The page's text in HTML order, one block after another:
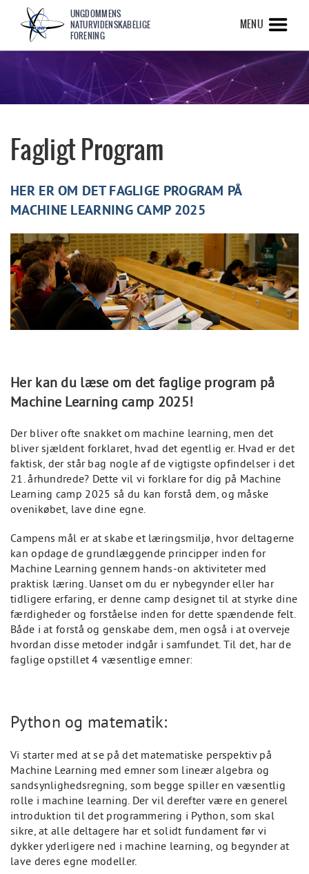
UNGDOMMENS
NATURVIDENSKABELIGE
FORENING
MENU
Fagligt Program
HER ER OM DET FAGLIGE PROGRAM PÅ
MACHINE LEARNING CAMP 2025
Her kan du læse om det faglige program på
Machine Learning camp 2025!
Der bliver ofte snakket om machine learning, men det
bliver sjældent forklaret, hvad det egentlig er. Hvad er det
faktisk, der står bag nogle af de vigtigste opfindelser i det
21. århundrede? Dette vil vi forklare for dig på Machine
Learning camp 2025 så du kan forstå dem, og måske
ovenikøbet, lave dine egne.
Campens mål er at skabe et læringsmiljø, hvor deltagerne
kan opdage de grundlæggende principper inden for
Machine Learning gennem hands-on aktiviteter med
praktisk læring. Uanset om du er nybegynder eller har
tidligere erfaring, er denne camp designet til at styrke dine
færdigheder og forståelse inden for dette spændende felt.
Både i at forstå og genskabe dem, men også i at overveje
hvordan disse metoder indgår i samfundet. Til det, har de
faglige opstillet 4 væsentlige emner:
Python og matematik:
Vi starter med at se på det matematiske perspektiv på
Machine Learning med emner som lineær algebra og
sandsynlighedsregning, som begge spiller en væsentlig
rolle i machine learning. Der vil derefter være en generel
introduktion til det programmering i Python, som skal
sikre, at alle deltagere har et solidt fundament før vi
dykker yderligere ned i machine learning, og begynder at
lave deres egne modeller.